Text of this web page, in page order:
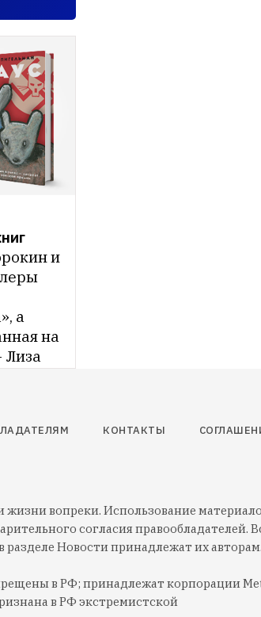
и
а
на
Лиза
КОНТАКТЫ
вопреки. Использование
согласия правообладателей.
разделе Новости принадлежат их авторам.
в РФ; принадлежат корпорации
в РФ экстремистской